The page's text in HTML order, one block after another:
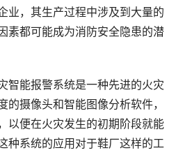
，其生产过程中涉及到大量的
素都可能成为消防安全隐患的潜
能报警系统是一种先进的火灾
的摄像头和智能图像分析软件，
以便在火灾发生的初期阶段就能
种系统的应用对于鞋厂这样的工